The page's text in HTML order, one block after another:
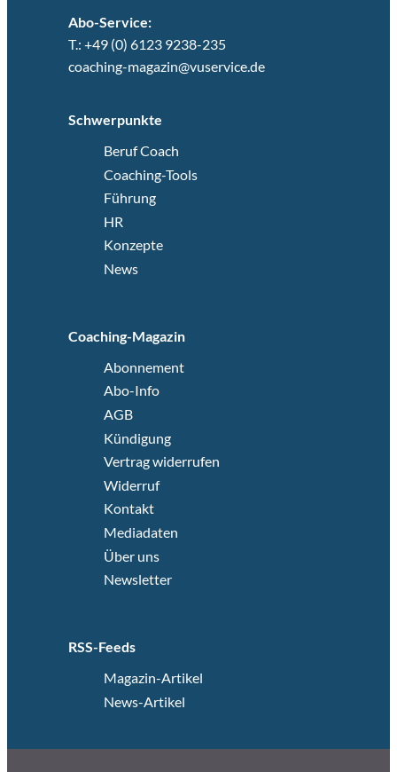
Abo-Service:
T.: +49 (0) 6123 9238-235
coaching-magazin@vuservice.de
Schwerpunkte
Beruf Coach
Coaching-Tools
Führung
HR
Konzepte
News
Coaching-Magazin
Abonnement
Abo-Info
AGB
Kündigung
Vertrag widerrufen
Widerruf
Kontakt
Mediadaten
Über uns
Newsletter
RSS-Feeds
Magazin-Artikel
News-Artikel